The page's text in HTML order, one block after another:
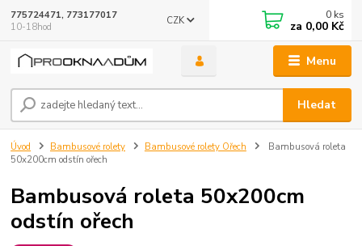
Menu
CZK
Hledat
775724471, 773177017
10-18hod
0 ks
za 0,00 Kč
Úvod Bambusové rolety Bambusové rolety Ořech
Bambusová roleta
50x200cm odstín ořech
Bambusová roleta 50x200cm
odstín ořech